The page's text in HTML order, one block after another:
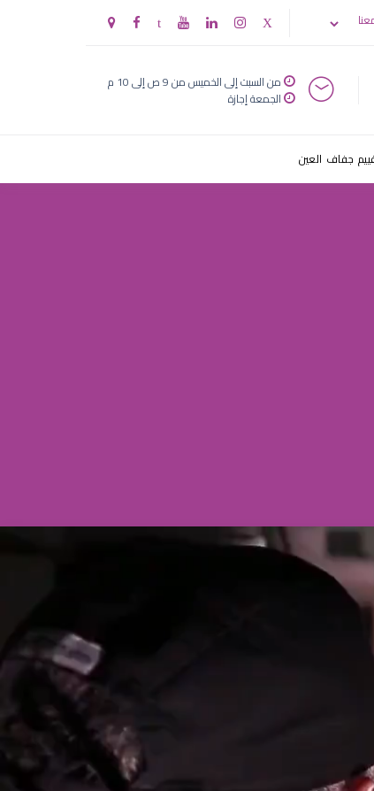
من السبت إلى الخميس من 9 ص إلى 10 م
الجمعة إجازة
جفاف العين